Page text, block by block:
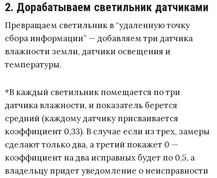
2. Дорабатываем светильник датчиками
Превращаем светильник в “удаленную точку
сбора информации” — добавляем три датчика
влажности земли, датчики освещения и
температуры.
*В каждый светильник помещается по три
датчика влажности, и показатель берется
средний (каждому датчику присваивается
коэффициент 0,33). В случае если из трех, замеры
сделают только два, а третий покажет 0 —
коэффициент на два исправных будет по 0,5, а
владельцу придет уведомление о неисправности